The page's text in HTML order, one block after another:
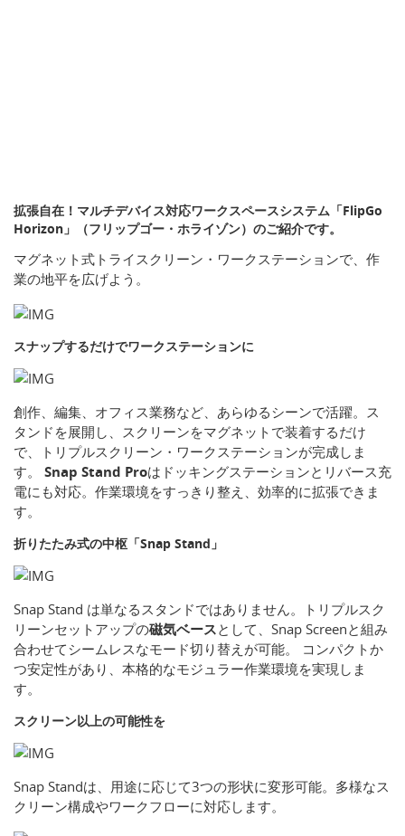
拡張自在！マルチデバイス対応ワークスペースシステム「FlipGo
Horizon」（フリップゴー・ホライゾン）のご紹介です。
マグネット式トライスクリーン・ワークステーションで、作
業の地平を広げよう。
スナップするだけでワークステーションに
創作、編集、オフィス業務など、あらゆるシーンで活躍。ス
タンドを展開し、スクリーンをマグネットで装着するだけ
で、トリプルスクリーン・ワークステーションが完成しま
す。 Snap Stand Proはドッキングステーションとリバース充
電にも対応。作業環境をすっきり整え、効率的に拡張できま
す。
折りたたみ式の中枢「Snap Stand」
Snap Stand は単なるスタンドではありません。トリプルスク
リーンセットアップの磁気ベースとして、Snap Screenと組み
合わせてシームレスなモード切り替えが可能。 コンパクトか
つ安定性があり、本格的なモジュラー作業環境を実現しま
す。
スクリーン以上の可能性を
Snap Standは、用途に応じて3つの形状に変形可能。多様なス
クリーン構成やワークフローに対応します。